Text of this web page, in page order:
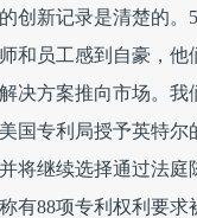
创新记录是清楚的
和员工感到自豪，
决方案推向市场。
国专利局授予英特尔
将继续选择通过法
有88项专利权利要